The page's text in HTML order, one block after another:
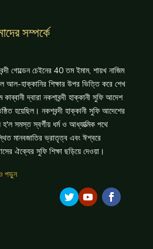
সম্পর্কে
গোল্ডেন চেইনের 40 তম ইমাম, শায়খ নাজিম
আল-হাক্কানির শিক্ষার উপর ভিত্তি করে শেখ
কাব্বানী দ্বারা নকশাবন্দী হাক্কানী সুফি আদেশ
হয়েছিল। নকশবন্দী হাক্কানী সুফি আদেশের
হ'ল সমস্ত স্বর্গীয় ধর্ম ও আধ্যাত্মিক পথে
মানবজাতির ভ্রাতৃত্ব এবং ঈশ্বরে
ঐক্যের সুফি শিক্ষা ছড়িয়ে দেওয়া।
পড়ুন